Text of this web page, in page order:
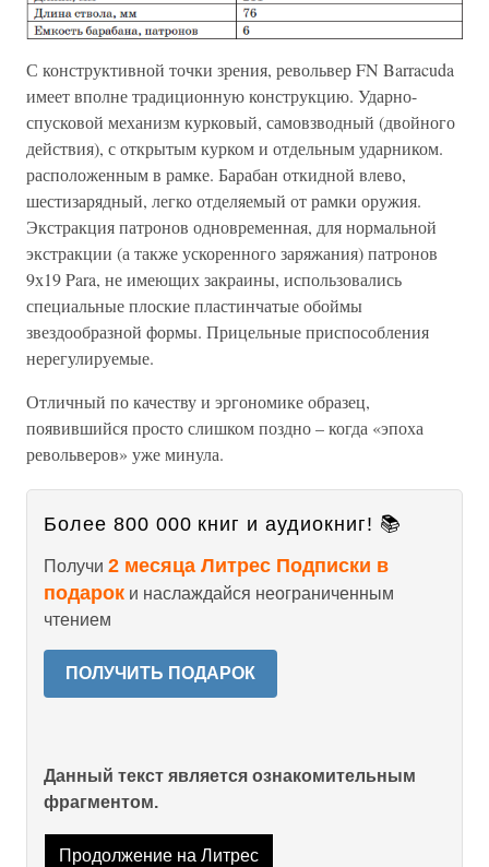
С конструктивной точки зрения, револьвер FN Barracuda
имеет вполне традиционную конструкцию. Ударно-
спусковой механизм курковый, самовзводный (двойного
действия), с открытым курком и отдельным ударником.
расположенным в рамке. Барабан откидной влево,
шестизарядный, легко отделяемый от рамки оружия.
Экстракция патронов одновременная, для нормальной
экстракции (а также ускоренного заряжания) патронов
9х19 Para, не имеющих закраины, использовались
специальные плоские пластинчатые обоймы
звездообразной формы. Прицельные приспособления
нерегулируемые.
Отличный по качеству и эргономике образец,
появившийся просто слишком поздно – когда «эпоха
револьверов» уже минула.
Более 800 000 книг и аудиокниг! 📚
Получи 2 месяца Литрес Подписки в
подарок и наслаждайся неограниченным
чтением
ПОЛУЧИТЬ ПОДАРОК
Данный текст является ознакомительным
фрагментом.
Продолжение на Литрес